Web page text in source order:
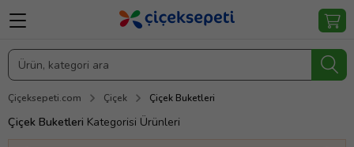
Çiçeksepeti.com Çiçek Çiçek Buketleri
Çiçek Buketleri Kategorisi Ürünleri